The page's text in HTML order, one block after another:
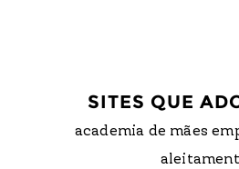
SITES QUE
academia de mães